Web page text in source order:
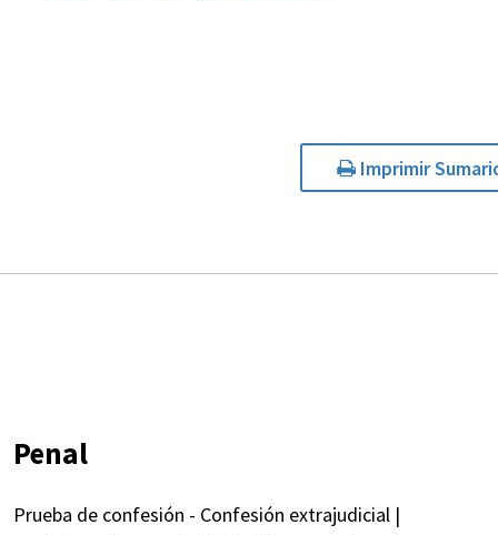
Imprimir
Penal
Prueba de confesión - Confesión extrajudicial |